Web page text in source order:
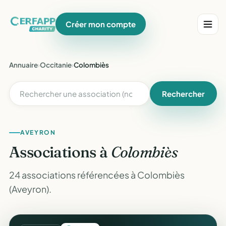
Créer mon compte
Annuaire›Occitanie›Colombiès
Rechercher
AVEYRON
Associations à Colombiès
24 associations référencées à Colombiès
(Aveyron).